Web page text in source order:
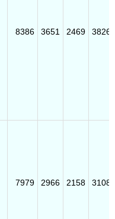
8386 3651 2469 3826
7979 2966 2158 3108